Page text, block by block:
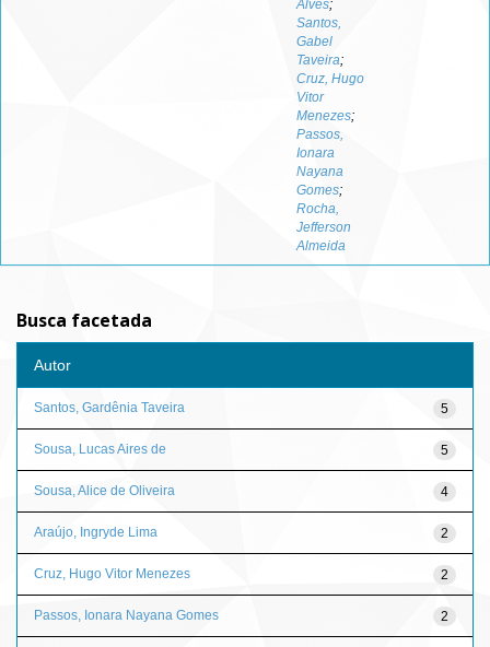
Alves;
Santos,
Gabel
Taveira;
Cruz, Hugo
Vitor
Menezes;
Passos,
Ionara
Nayana
Gomes;
Rocha,
Jefferson
Almeida
Busca facetada
Autor
5
Santos, Gardênia Taveira
5
Sousa, Lucas Aires de
4
Sousa, Alice de Oliveira
2
Araújo, Ingryde Lima
2
Cruz, Hugo Vitor Menezes
2
Passos, Ionara Nayana Gomes